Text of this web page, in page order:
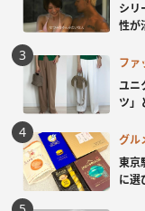
シリ
性が
ファ
ユニ
ツ」
グル
東京
に選